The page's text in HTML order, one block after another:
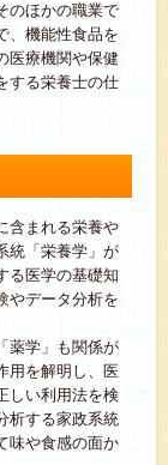
のほかの職業で
、機能性食品を
医療機関や保健
する栄養士の仕
含まれる栄養や
統「栄養学」が
る医学の基礎知
やデータ分析を
薬学」も関係が
用を解明し、医
しい利用法を検
析する家政系統
味や食感の面か